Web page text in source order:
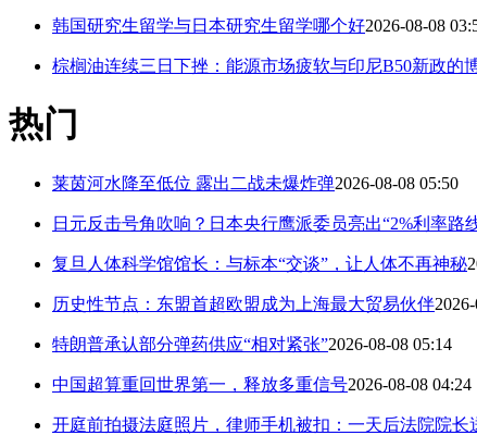
韩国研究生留学与日本研究生留学哪个好2026-08-08
棕榈油连续三日下挫：能源市场疲软与印尼B50新政的
热门
莱茵河水降至低位 露出二战未爆炸弹2026-08-08 05:50
日元反击号角吹响？日本央行鹰派委员亮出“2%利率路
复旦人体科学馆馆长：与标本“交谈”，让人体不再神秘
历史性节点：东盟首超欧盟成为上海最大贸易伙伴
特朗普承认部分弹药供应“相对紧张”2026-08-08 05:14
中国超算重回世界第一，释放多重信号2026-08-08 04:24
开庭前拍摄法庭照片，律师手机被扣：一天后法院院长